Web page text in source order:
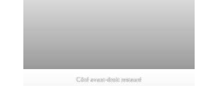
Côté avant-droit restauré